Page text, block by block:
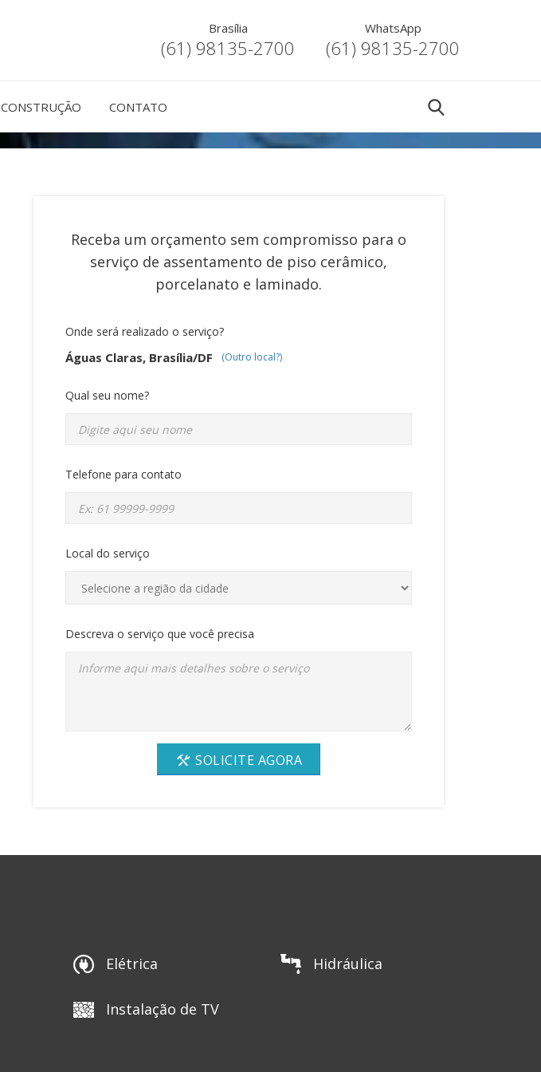
Brasília
(61) 98135-2700
WhatsApp
(61) 98135-2700
CONSTRUÇÃO CONTATO
Receba um orçamento sem compromisso para o
serviço de assentamento de piso cerâmico,
porcelanato e laminado.
Onde será realizado o serviço?
Águas Claras, Brasília/DF (Outro local?)
Qual seu nome?
Telefone para contato
Local do serviço
Descreva o serviço que você precisa
SOLICITE AGORA
Elétrica
Instalação de TV
Hidráulica